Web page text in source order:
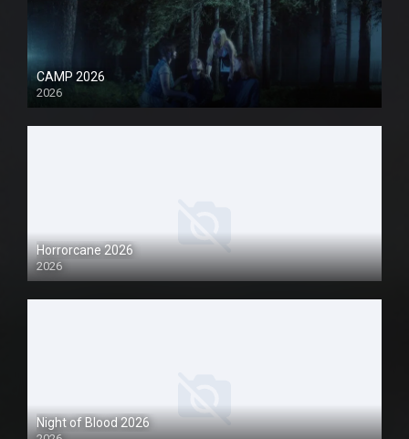
CAMP 2026
2026
1080P
Horrorcane 2026
2026
1080P
Night of Blood 2026